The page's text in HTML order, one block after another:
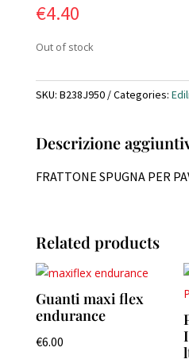
€4.40
Out of stock
SKU: B238J950 Categories:
Descrizione
FRATTONE SPUGNA PER
Related products
Guanti maxi flex
endurance
€6.00